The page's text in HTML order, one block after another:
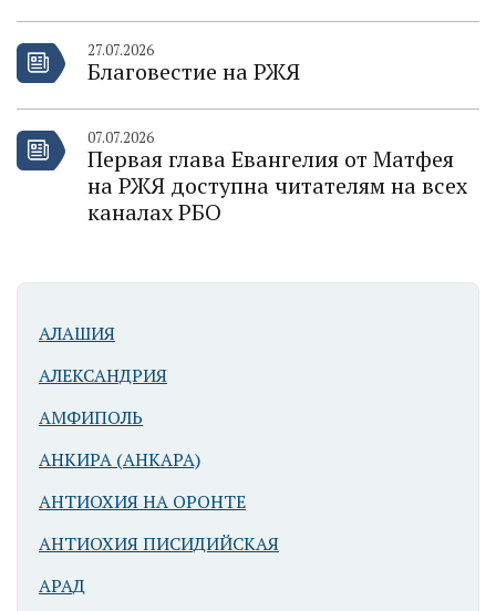
27.07.2026
Благовестие на РЖЯ
07.07.2026
Первая глава Евангелия от Матфея
на РЖЯ доступна читателям на всех
каналах РБО
АЛАШИЯ
АЛЕКСАНДРИЯ
АМФИПОЛЬ
АНКИРА (АНКАРА)
АНТИОХИЯ НА ОРОНТЕ
АНТИОХИЯ ПИСИДИЙСКАЯ
АРАД